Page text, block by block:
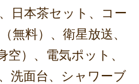
日本茶セット、コー
無料）、衛星放送、
空）、電気ポット、
洗面台、シャワーブ